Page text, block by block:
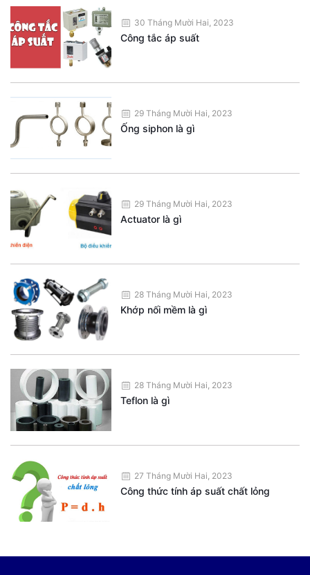
30 Tháng Mười Hai, 2023
Công tắc áp suất
29 Tháng Mười Hai, 2023
Ống siphon là gì
29 Tháng Mười Hai, 2023
Actuator là gì
28 Tháng Mười Hai, 2023
Khớp nối mềm là gì
28 Tháng Mười Hai, 2023
Teflon là gì
27 Tháng Mười Hai, 2023
Công thức tính áp suất chất lỏng